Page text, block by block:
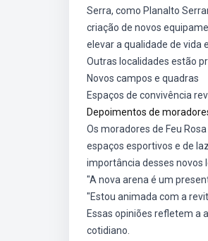
Serra, como Planalto
criação de novos
elevar a qualidade de vida
Outras localidades estão
Novos campos e quadras
Espaços de convivência
Depoimentos de
Os moradores de Feu
espaços esportivos e de
importância desses novos
"A nova arena é um
"Estou animada com a
Essas opiniões refletem a
cotidiano.